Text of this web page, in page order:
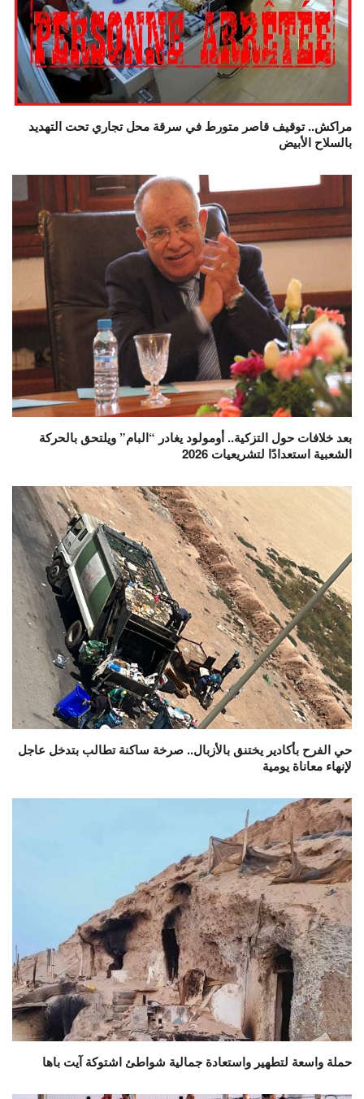
مراكش.. توقيف قاصر متورط في سرقة محل تجاري تحت التهديد
بالسلاح الأبيض
بعد خلافات حول التزكية.. أومولود يغادر “البام” ويلتحق بالحركة
الشعبية استعدادًا لتشريعيات 2026
حي الفرح بأكادير يختنق بالأزبال.. صرخة ساكنة تطالب بتدخل عاجل
لإنهاء معاناة يومية
حملة واسعة لتطهير واستعادة جمالية شواطئ اشتوكة آيت باها